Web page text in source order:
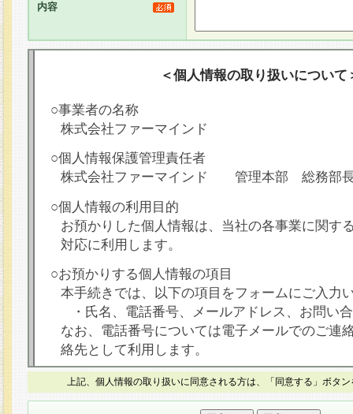
内容
＜個人情報の取り扱いについて
○事業者の名称
株式会社ファーマインド
○個人情報保護管理責任者
株式会社ファーマインド 管理本部 総務部
○個人情報の利用目的
お預かりした個人情報は、当社の各事業に関す
対応に利用します。
○お預かりする個人情報の項目
本手続きでは、以下の項目をフォームにご入力
・氏名、電話番号、メールアドレス、お問い
なお、電話番号については電子メールでのご連
絡先として利用します。
○本人が容易に認識できない方法による個人情報
本フォームでは、セッション管理のためCookie
上記、個人情報の取り扱いに同意される方は、「同意する」ボタ